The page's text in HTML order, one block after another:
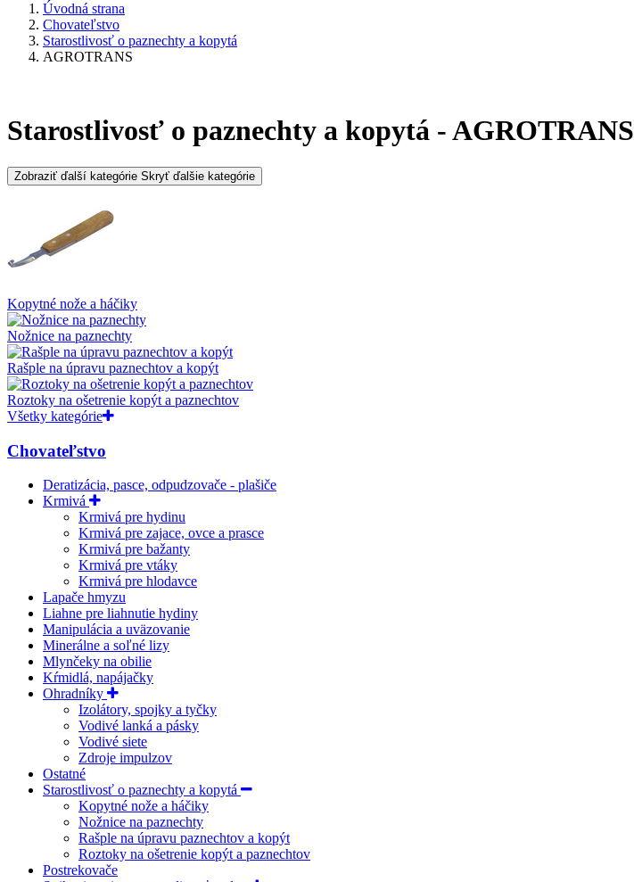
Úvodná strana
Chovateľstvo
Starostlivosť o paznechty a kopytá
AGROTRANS
Starostlivosť o paznechty a kopytá - AGROTRANS
Zobraziť ďalší kategórie Skryť ďalšie kategórie
Kopytné nože a háčiky
Nožnice na paznechty
Rašple na úpravu paznechtov a kopýt
Roztoky na ošetrenie kopýt a paznechtov
Všetky kategórie
Chovateľstvo
Deratizácia, pasce, odpudzovače - plašiče
Krmivá
Krmivá pre hydinu
Krmivá pre zajace, ovce a prasce
Krmivá pre bažanty
Krmivá pre vtáky
Krmivá pre hlodavce
Lapače hmyzu
Liahne pre liahnutie hydiny
Manipulácia a uväzovanie
Minerálne a soľné lizy
Mlynčeky na obilie
Kŕmidlá, napájačky
Ohradníky
Izolátory, spojky a tyčky
Vodivé lanká a pásky
Vodivé siete
Zdroje impulzov
Ostatné
Starostlivosť o paznechty a kopytá
Kopytné nože a háčiky
Nožnice na paznechty
Rašple na úpravu paznechtov a kopýt
Roztoky na ošetrenie kopýt a paznechtov
Postrekovače